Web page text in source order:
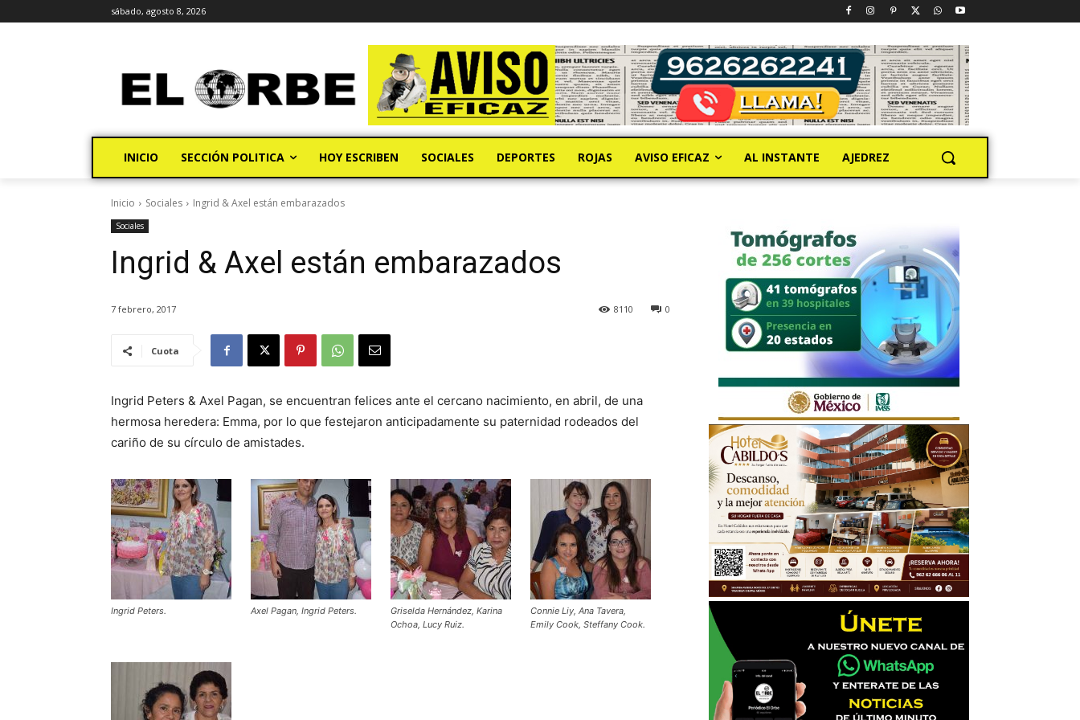
sábado, agosto 8, 2026
INICIO SECCIÓN POLITICA HOY ESCRIBEN SOCIALES DEPORTES ROJAS AVISO EFICAZ AL INSTANTE AJEDREZ
Inicio Sociales Ingrid & Axel están embarazados
Sociales
Ingrid & Axel están embarazados
7 febrero, 2017 0
8110
Cuota
Ingrid Peters & Axel Pagan, se encuentran felices ante el cercano nacimiento, en abril, de una
hermosa heredera: Emma, por lo que festejaron anticipadamente su paternidad rodeados del
cariño de su círculo de amistades.
Ingrid Peters. Axel Pagan, Ingrid Peters.
Griselda Hernández, Karina
Ochoa, Lucy Ruiz.
Connie Liy, Ana Tavera,
Emily Cook, Steffany Cook.